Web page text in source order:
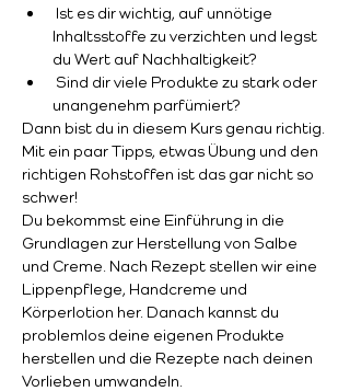
Ist es dir wichtig, auf unnötige
Inhaltsstoffe zu verzichten und legst
du Wert auf Nachhaltigkeit?
Sind dir viele Produkte zu stark oder
unangenehm parfümiert?
Dann bist du in diesem Kurs genau richtig.
Mit ein paar Tipps, etwas Übung und den
richtigen Rohstoffen ist das gar nicht so
schwer!
Du bekommst eine Einführung in die
Grundlagen zur Herstellung von Salbe
und Creme. Nach Rezept stellen wir eine
Lippenpflege, Handcreme und
Körperlotion her. Danach kannst du
problemlos deine eigenen Produkte
herstellen und die Rezepte nach deinen
Vorlieben umwandeln.